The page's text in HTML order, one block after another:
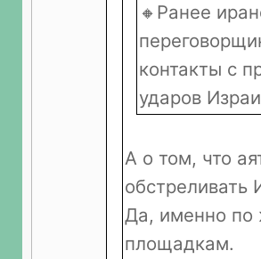
🔸Ранее
контакты с
ударов
А о том, что
обстреливать
Да, именно по
площадкам.